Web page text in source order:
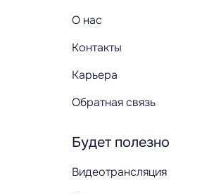
О нас
Контакты
Карьера
Обратная связь
Будет полезно
Видеотрансляция